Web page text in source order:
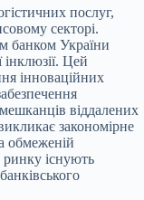
послуг,
секторі.
банком України
Цей
інноваційних
віддалених
закономірне
обмеженій
ринку існують